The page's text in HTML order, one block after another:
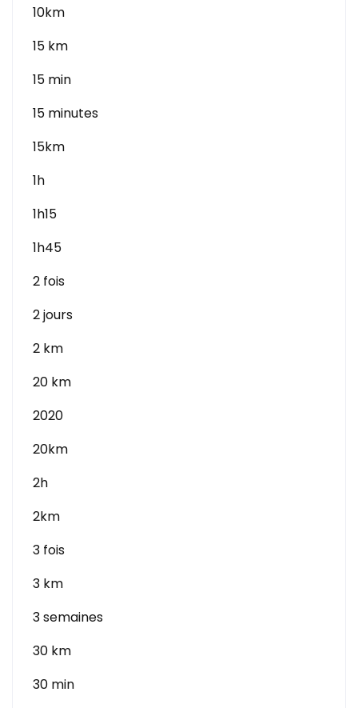
10km
15 km
15 min
15 minutes
15km
1h
1h15
1h45
2 fois
2 jours
2 km
20 km
2020
20km
2h
2km
3 fois
3 km
3 semaines
30 km
30 min